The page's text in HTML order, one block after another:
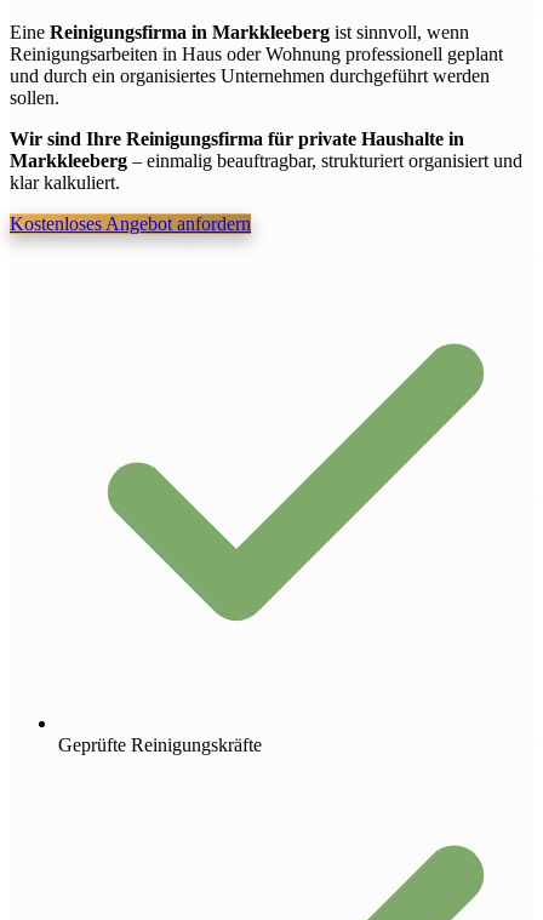
Eine Reinigungsfirma in Markkleeberg ist sinnvoll, wenn
Reinigungsarbeiten in Haus oder Wohnung professionell geplant
und durch ein organisiertes Unternehmen durchgeführt werden
sollen.
Wir sind Ihre Reinigungsfirma für private Haushalte in
Markkleeberg– einmalig beauftragbar, strukturiert organisiert und
klar kalkuliert.
Kostenloses Angebot anfordern
Geprüfte Reinigungskräfte